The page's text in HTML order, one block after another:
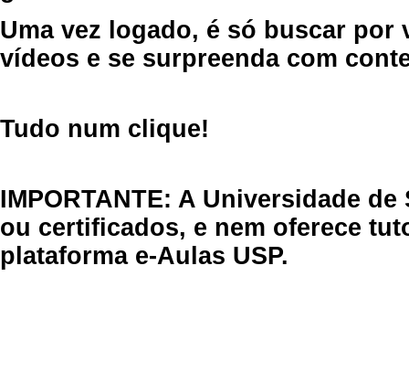
Uma vez logado, é só buscar por
vídeos e se surpreenda com
Tudo num clique!
IMPORTANTE: A Universidade
ou certificados, e nem oferece
plataforma e-Aulas USP.